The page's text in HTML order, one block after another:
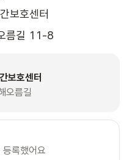
보호센터
름길 11-8
보호센터
오름길
록했어요